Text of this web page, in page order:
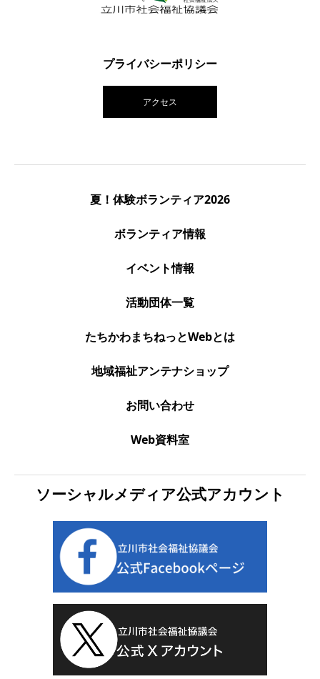
プライバシーポリシー
アクセス
夏！体験ボランティア2026
ボランティア情報
イベント情報
活動団体一覧
たちかわまちねっとWebとは
地域福祉アンテナショップ
お問い合わせ
Web資料室
ソーシャルメディア公式アカウント